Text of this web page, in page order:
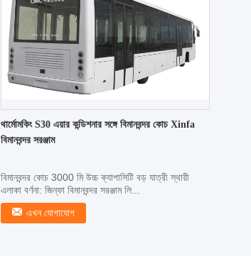
থার্মোমকিং S30 এয়ার কন্ডিশনার সঙ্গে বিমানবন্দর কোচ Xinfa
বিমানবন্দর সরঞ্জাম
বিমানবন্দর কোচ 3000 মি উচ্চ ক্যাপাসিটি বড় যাত্রী স্থায়ী
এলাকা বর্ণনা: জিন্ফা বিমানবন্দর সরঞ্জাম লি...
এখন যোগাযোগ